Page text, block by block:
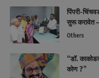
पिंपरी-
सुरू करावेत –
Others
“डॉ.
कोण ?”